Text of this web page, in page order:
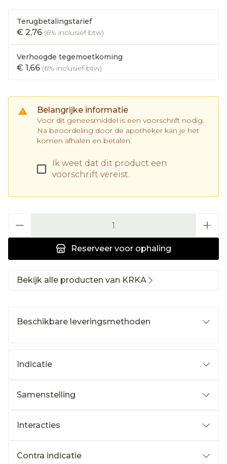
Terugbetalingstarief
€ 2,76 (6% inclusief btw)
Verhoogde tegemoetkoming
€ 1,66 (6% inclusief btw)
Belangrijke informatie
Voor dit geneesmiddel is een voorschrift nodig.
Na beoordeling door de apotheker kan je het
komen afhalen en betalen.
Ik weet dat dit product een
voorschrift vereist.
Reserveer voor ophaling
Bekijk alle producten van KRKA
Beschikbare leveringsmethoden
Indicatie
Samenstelling
Interacties
Contra indicatie